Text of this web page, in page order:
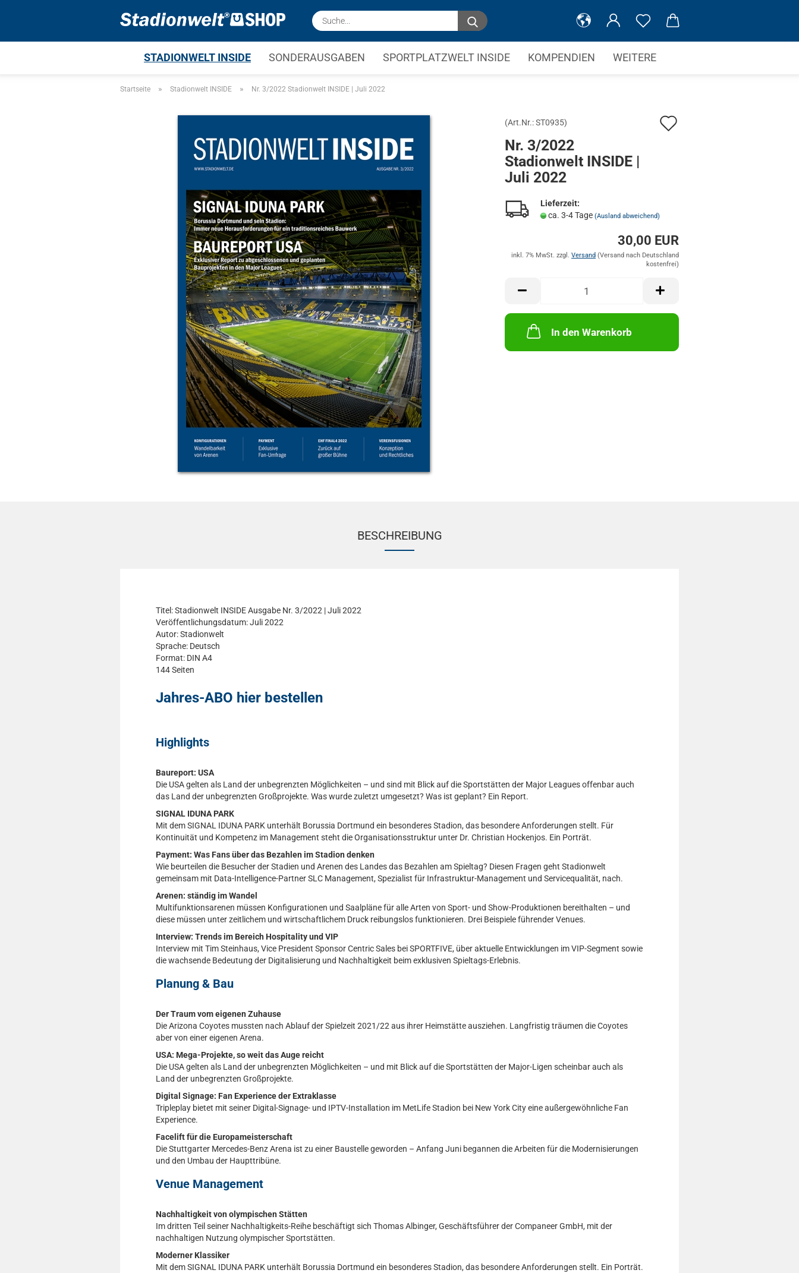
Suche...
STADIONWELT INSIDE SONDERAUSGABEN SPORTPLATZWELT INSIDE KOMPENDIEN WEITERE
Startseite » Stadionwelt INSIDE » Nr. 3/2022 Stadionwelt INSIDE | Juli 2022
(Art.Nr.:ST0935)
Nr. 3/2022
Stadionwelt INSIDE |
Juli 2022
Lieferzeit:
ca. 3-4 Tage (Ausland abweichend)
30,00 EUR
inkl. 7% MwSt. zzgl. Versand
In den Warenkorb
BESCHREIBUNG
Titel: Stadionwelt INSIDE Ausgabe Nr. 3/2022 | Juli 2022
Veröffentlichungsdatum: Juli 2022
Autor: Stadionwelt
Sprache: Deutsch
Format: DIN A4
144 Seiten
Jahres-ABO hier bestellen
Highlights
Baureport: USA
Die USA gelten als Land der unbegrenzten Möglichkeiten – und sind mit Blick auf die Sportstätten der Major Leagues offenbar auch
das Land der unbegrenzten Großprojekte. Was wurde zuletzt umgesetzt? Was ist geplant? Ein Report.
SIGNAL IDUNA PARK
Mit dem SIGNAL IDUNA PARK unterhält Borussia Dortmund ein besonderes Stadion, das besondere Anforderungen stellt. Für
Kontinuität und Kompetenz im Management steht die Organisationsstruktur unter Dr. Christian Hockenjos. Ein Porträt.
Payment: Was Fans über das Bezahlen im Stadion denken
Wie beurteilen die Besucher der Stadien und Arenen des Landes das Bezahlen am Spieltag? Diesen Fragen geht Stadionwelt
gemeinsam mit Data-Intelligence-Partner SLC Management, Spezialist für Infrastruktur-Management und Servicequalität, nach.
Arenen: ständig im Wandel
Multifunktionsarenen müssen Konfigurationen und Saalpläne für alle Arten von Sport- und Show-Produktionen bereithalten – und
diese müssen unter zeitlichem und wirtschaftlichem Druck reibungslos funktionieren. Drei Beispiele führender Venues.
Interview: Trends im Bereich Hospitality und VIP
Interview mit Tim Steinhaus, Vice President Sponsor Centric Sales bei SPORTFIVE, über aktuelle Entwicklungen im VIP-Segment sowie
die wachsende Bedeutung der Digitalisierung und Nachhaltigkeit beim exklusiven Spieltags-Erlebnis.
Planung & Bau
Der Traum vom eigenen Zuhause
Die Arizona Coyotes mussten nach Ablauf der Spielzeit 2021/22 aus ihrer Heimstätte ausziehen. Langfristig träumen die Coyotes
aber von einer eigenen Arena.
USA: Mega-Projekte, so weit das Auge reicht
Die USA gelten als Land der unbegrenzten Möglichkeiten – und mit Blick auf die Sportstätten der Major-Ligen scheinbar auch als
Land der unbegrenzten Großprojekte.
Digital Signage: Fan Experience der Extraklasse
Tripleplay bietet mit seiner Digital-Signage- und IPTV-Installation im MetLife Stadion bei New York City eine außergewöhnliche Fan
Experience.
Facelift für die Europameisterschaft
Die Stuttgarter Mercedes-Benz Arena ist zu einer Baustelle geworden – Anfang Juni begannen die Arbeiten für die Modernisierungen
und den Umbau der Haupttribüne.
Venue Management
Nachhaltigkeit von olympischen Stätten
Im dritten Teil seiner Nachhaltigkeits-Reihe beschäftigt sich Thomas Albinger, Geschäftsführer der Companeer GmbH, mit der
nachhaltigen Nutzung olympischer Sportstätten.
Moderner Klassiker
Mit dem SIGNAL IDUNA PARK unterhält Borussia Dortmund ein besonderes Stadion, das besondere Anforderungen stellt. Ein Porträt.